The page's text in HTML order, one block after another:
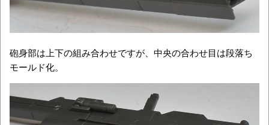
砲身部は上下の組み合わせですが、中央の合わせ目は段落ち
モールド化。